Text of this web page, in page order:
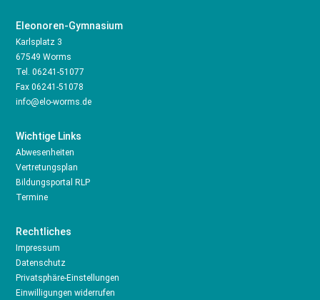
Eleonoren-Gymnasium
Karlsplatz 3
67549 Worms
Tel.06241-51077
Fax 06241-51078
info@elo-worms.de
Wichtige Links
Abwesenheiten
Vertretungsplan
Bildungsportal RLP
Termine
Rechtliches
Impressum
Datenschutz
Privatsphäre-Einstellungen
Einwilligungen widerrufen